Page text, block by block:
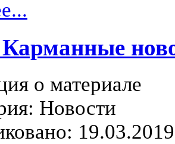
о материале
Новости